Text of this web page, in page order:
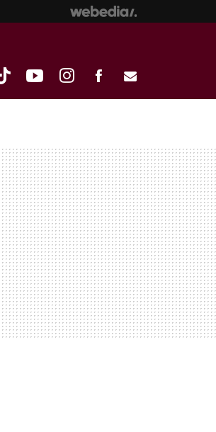
MAIL